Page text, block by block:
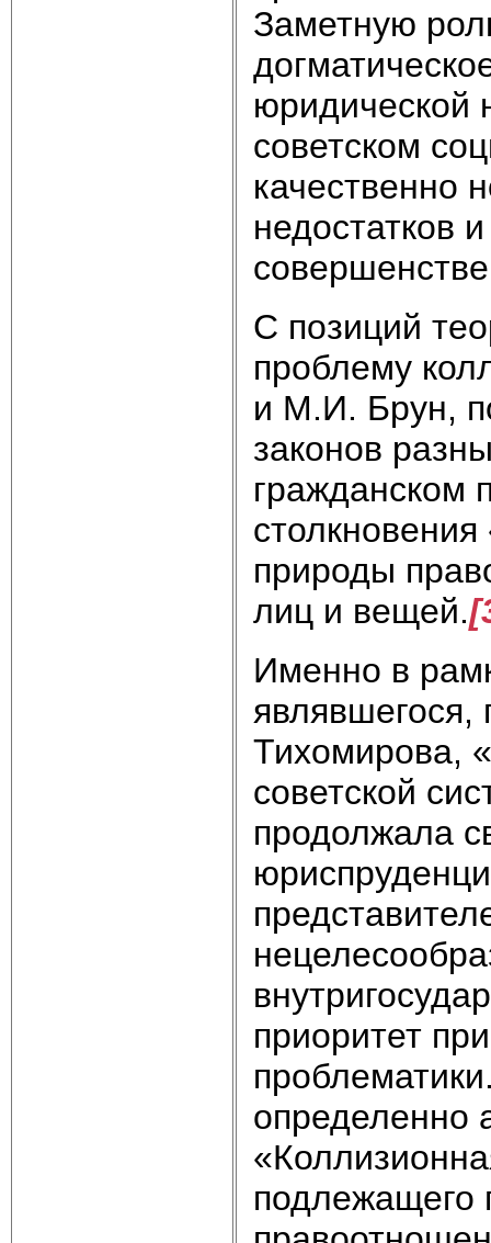
Заметную
юридической
советском
качественно
недостатков
С позиций
проблему
и М.И. Брун,
законов
гражданском
природы
лиц и вещей.
Именно в
Тихомирова,
советской
продолжала
приоритет
определенно
подлежащего